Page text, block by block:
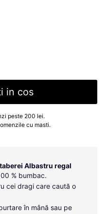
in cos
peste 200 lei.
cu masti.
Albastru regal
% bumbac.
cei dragi care caută o
în mână sau pe